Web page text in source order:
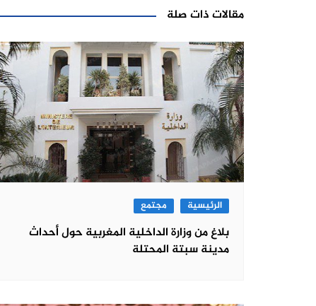
مقالات ذات صلة
الرئيسية مجتمع
بلاغ من وزارة الداخلية المغربية حول أحداث
مدينة سبتة المحتلة